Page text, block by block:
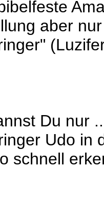
aber
Du nur
Udo in
schnell